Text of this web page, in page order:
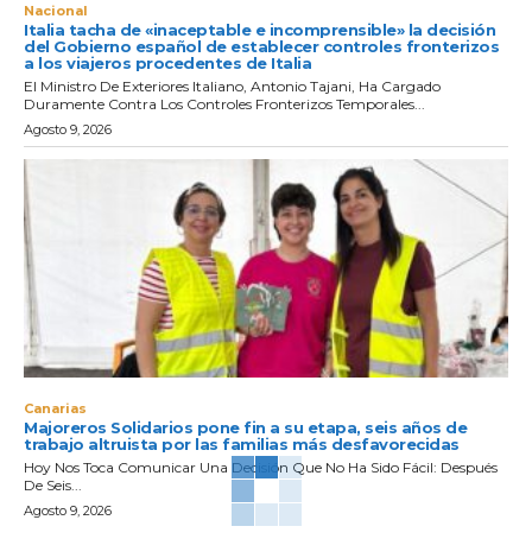
Nacional
Italia tacha de «inaceptable e incomprensible» la decisión
del Gobierno español de establecer controles fronterizos
a los viajeros procedentes de Italia
El Ministro De Exteriores Italiano, Antonio Tajani, Ha Cargado
Duramente Contra Los Controles Fronterizos Temporales...
Agosto 9, 2026
Canarias
Majoreros Solidarios pone fin a su etapa, seis años de
trabajo altruista por las familias más desfavorecidas
Hoy Nos Toca Comunicar Una Decisión Que No Ha Sido Fácil: Después
De Seis...
Agosto 9, 2026